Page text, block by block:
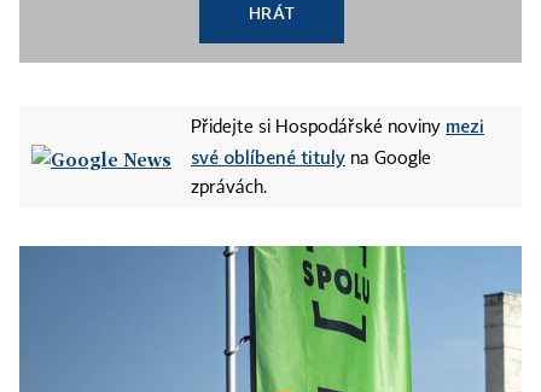
HRÁT
Přidejte si Hospodářské noviny mezi
své oblíbené tituly na Google
zprávách.